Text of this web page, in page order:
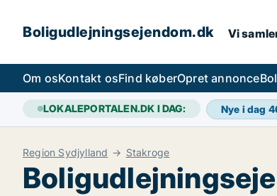
Boligudlejningsejendom.dk Vi
Om osKontakt osFind køberOpret annonce
LOKALEPORTALEN.DK I DAG: Nye i dag
Region Sydjylland Stakroge